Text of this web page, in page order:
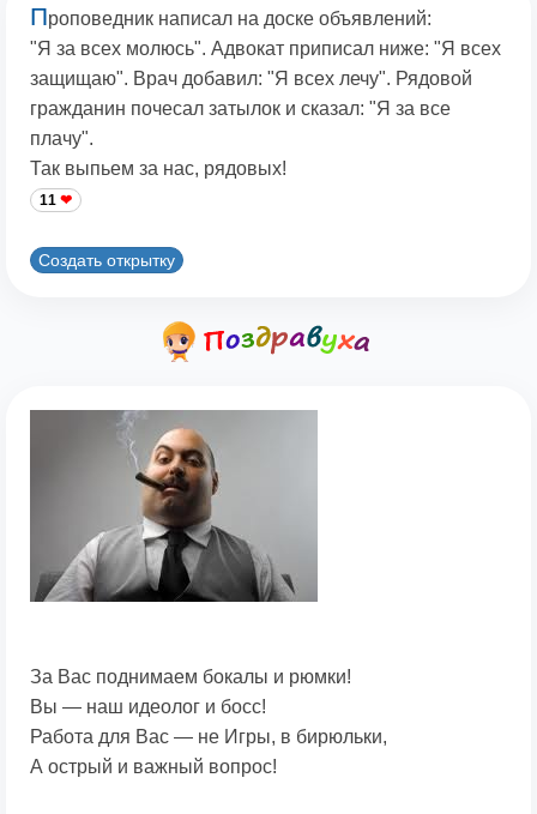
Проповедник написал на доске объявлений:
"Я за всех молюсь". Адвокат приписал ниже: "Я всех
защищаю". Врач добавил: "Я всех лечу". Рядовой
гражданин почесал затылок и сказал: "Я за все
плачу".
Так выпьем за нас, рядовых!
11
Создать открытку
За Вас поднимаем бокалы и рюмки!
Вы — наш идеолог и босс!
Работа для Вас — не Игры, в бирюльки,
А острый и важный вопрос!